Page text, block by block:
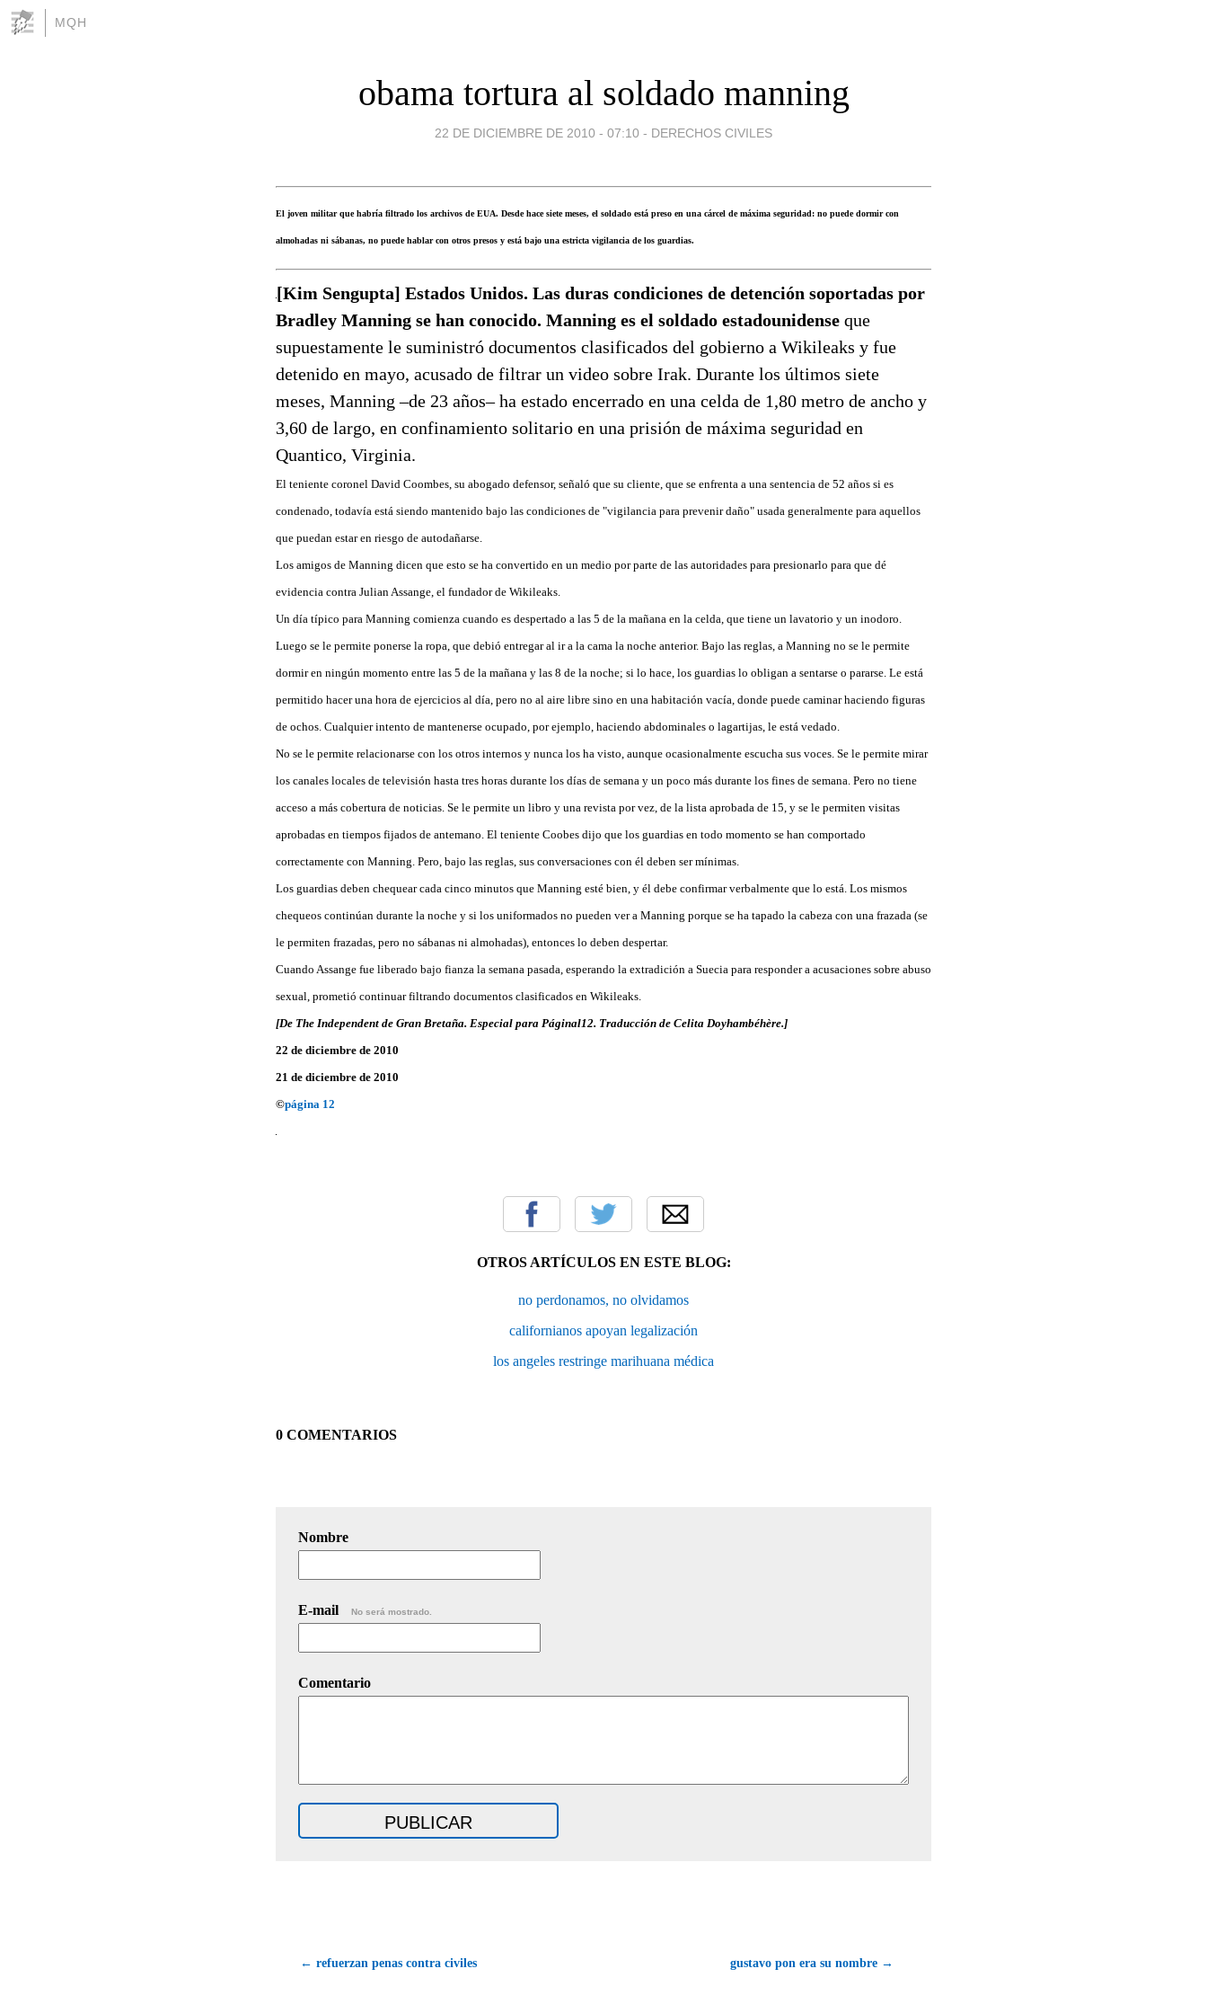
MQH
obama tortura al soldado manning
22 DE DICIEMBRE DE 2010 - 07:10 - DERECHOS CIVILES
El joven militar que habría filtrado los archivos de EUA. Desde hace siete meses, el soldado está preso en una cárcel de máxima seguridad: no puede dormir con
almohadas ni sábanas, no puede hablar con otros presos y está bajo una estricta vigilancia de los guardias.
[Kim Sengupta] Estados Unidos. Las duras condiciones de detención soportadas por
Bradley Manning se han conocido. Manning es el soldado estadounidense que
supuestamente le suministró documentos clasificados del gobierno a Wikileaks y fue
detenido en mayo, acusado de filtrar un video sobre Irak. Durante los últimos siete
meses, Manning –de 23 años– ha estado encerrado en una celda de 1,80 metro de ancho y
3,60 de largo, en confinamiento solitario en una prisión de máxima seguridad en
Quantico, Virginia.
El teniente coronel David Coombes, su abogado defensor, señaló que su cliente, que se enfrenta a una sentencia de 52 años si es
condenado, todavía está siendo mantenido bajo las condiciones de "vigilancia para prevenir daño" usada generalmente para aquellos
que puedan estar en riesgo de autodañarse.
Los amigos de Manning dicen que esto se ha convertido en un medio por parte de las autoridades para presionarlo para que dé
evidencia contra Julian Assange, el fundador de Wikileaks.
Un día típico para Manning comienza cuando es despertado a las 5 de la mañana en la celda, que tiene un lavatorio y un inodoro.
Luego se le permite ponerse la ropa, que debió entregar al ir a la cama la noche anterior. Bajo las reglas, a Manning no se le permite
dormir en ningún momento entre las 5 de la mañana y las 8 de la noche; si lo hace, los guardias lo obligan a sentarse o pararse. Le está
permitido hacer una hora de ejercicios al día, pero no al aire libre sino en una habitación vacía, donde puede caminar haciendo figuras
de ochos. Cualquier intento de mantenerse ocupado, por ejemplo, haciendo abdominales o lagartijas, le está vedado.
No se le permite relacionarse con los otros internos y nunca los ha visto, aunque ocasionalmente escucha sus voces. Se le permite mirar
los canales locales de televisión hasta tres horas durante los días de semana y un poco más durante los fines de semana. Pero no tiene
acceso a más cobertura de noticias. Se le permite un libro y una revista por vez, de la lista aprobada de 15, y se le permiten visitas
aprobadas en tiempos fijados de antemano. El teniente Coobes dijo que los guardias en todo momento se han comportado
correctamente con Manning. Pero, bajo las reglas, sus conversaciones con él deben ser mínimas.
Los guardias deben chequear cada cinco minutos que Manning esté bien, y él debe confirmar verbalmente que lo está. Los mismos
chequeos continúan durante la noche y si los uniformados no pueden ver a Manning porque se ha tapado la cabeza con una frazada (se
le permiten frazadas, pero no sábanas ni almohadas), entonces lo deben despertar.
Cuando Assange fue liberado bajo fianza la semana pasada, esperando la extradición a Suecia para responder a acusaciones sobre abuso
sexual, prometió continuar filtrando documentos clasificados en Wikileaks.
[De The Independent de Gran Bretaña. Especial para Páginal12. Traducción de Celita Doyhambéhère.]
22 de diciembre de 2010
21 de diciembre de 2010
©página 12
OTROS ARTÍCULOS EN ESTE BLOG:
no perdonamos, no olvidamos
californianos apoyan legalización
los angeles restringe marihuana médica
0 COMENTARIOS
Nombre
E-mail No será mostrado.
Comentario
← refuerzan penas contra civiles gustavo pon era su nombre →